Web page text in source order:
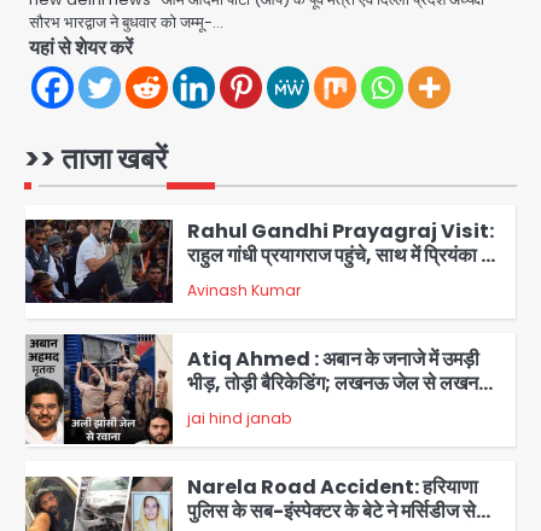
सौरभ भारद्वाज ने बुधवार को जम्मू-…
यहां से शेयर करें
>> ताजा खबरें
5 Avinash Kumar
1
Noida Bal Bharati School
भेजा नोटिस
2
Rahul Gandhi Prayagraj Visit:
राहुल गांधी प्रयागराज पहुंचे, साथ में प्रियंका की
बेटी मिराया; केपी ग्राउंड में छात्रों से संवाद,
सिर्फ 5 हजार मौजूद
Avinash Kumar
3
Atiq Ahmed : अबान के जनाजे में उमड़ी
भीड़, तोड़ी बैरिकेडिंग; लखनऊ जेल से लखनऊ
पहुंचा उमर
jai hind janab
Narela Road Accident: हरियाणा
पुलिस के सब-इंस्पेक्टर के बेटे ने मर्सिडीज से